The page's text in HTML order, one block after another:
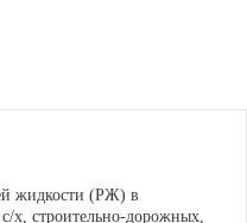
жидкости (РЖ) в
х, строительно-дорожных,